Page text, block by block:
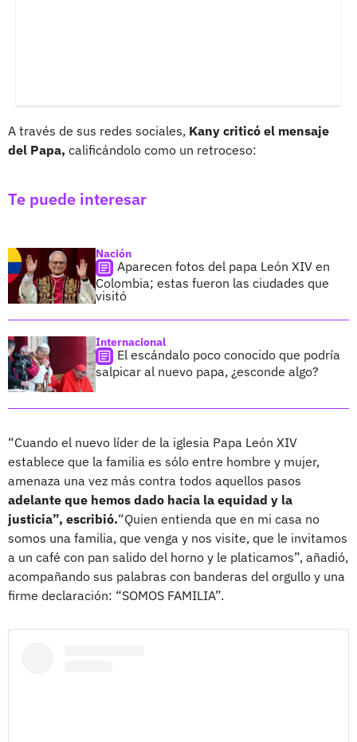
A través de sus redes sociales, Kany criticó el mensaje
del Papa, calificándolo como un retroceso:
Te puede interesar
Nación
Aparecen fotos del papa León XIV en
Colombia; estas fueron las ciudades que
visitó
Internacional
El escándalo poco conocido que podría
salpicar al nuevo papa, ¿esconde algo?
“Cuando el nuevo líder de la iglesia Papa León XIV
establece que la familia es sólo entre hombre y mujer,
amenaza una vez más contra todos aquellos pasos
adelante que hemos dado hacia la equidad y la
justicia”, escribió.“Quien entienda que en mi casa no
somos una familia, que venga y nos visite, que le invitamos
a un café con pan salido del horno y le platicamos”, añadió,
acompañando sus palabras con banderas del orgullo y una
firme declaración: “SOMOS FAMILIA”.